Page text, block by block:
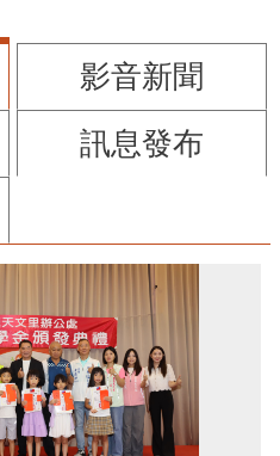
影音新聞
訊息發布